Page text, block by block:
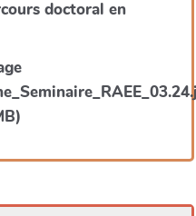
doctoral en